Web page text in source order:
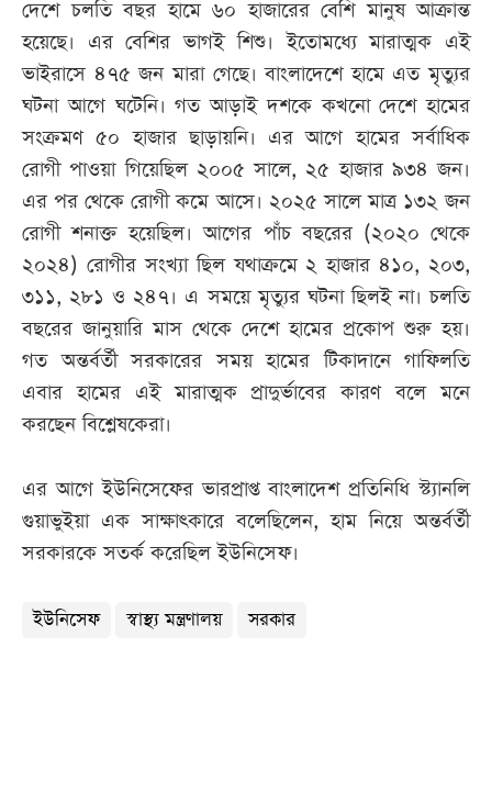
দেশে চলতি বছর হামে ৬০ হাজারের বেশি মানুষ আক্রান্ত
হয়েছে। এর বেশির ভাগই শিশু। ইতোমধ্যে মারাত্মক এই
ভাইরাসে ৪৭৫ জন মারা গেছে। বাংলাদেশে হামে এত মৃত্যুর
ঘটনা আগে ঘটেনি। গত আড়াই দশকে কখনো দেশে হামের
সংক্রমণ ৫০ হাজার ছাড়ায়নি। এর আগে হামের সর্বাধিক
রোগী পাওয়া গিয়েছিল ২০০৫ সালে, ২৫ হাজার ৯৩৪ জন।
এর পর থেকে রোগী কমে আসে। ২০২৫ সালে মাত্র ১৩২ জন
রোগী শনাক্ত হয়েছিল। আগের পাঁচ বছরের (২০২০ থেকে
২০২৪) রোগীর সংখ্যা ছিল যথাক্রমে ২ হাজার ৪১০, ২০৩,
৩১১, ২৮১ ও ২৪৭। এ সময়ে মৃত্যুর ঘটনা ছিলই না। চলতি
বছরের জানুয়ারি মাস থেকে দেশে হামের প্রকোপ শুরু হয়।
গত অন্তর্বর্তী সরকারের সময় হামের টিকাদানে গাফিলতি
এবার হামের এই মারাত্মক প্রাদুর্ভাবের কারণ বলে মনে
করছেন বিশ্লেষকেরা।
এর আগে ইউনিসেফের ভারপ্রাপ্ত বাংলাদেশ প্রতিনিধি স্ট্যানলি
গুয়াভুইয়া এক সাক্ষাৎকারে বলেছিলেন, হাম নিয়ে অন্তর্বর্তী
সরকারকে সতর্ক করেছিল ইউনিসেফ।
ইউনিসেফ স্বাস্থ্য মন্ত্রণালয় সরকার